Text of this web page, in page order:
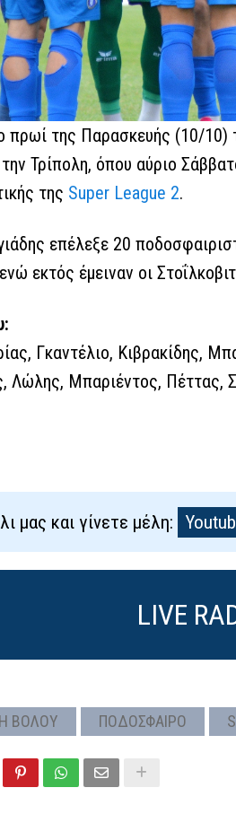
της Παρασκευής (10/10)
Τρίπολη, όπου αύριο
της Super League 2.
επέλεξε 20
εκτός έμειναν οι
Γκαντέλιο, Κιβρακίδης,
Μπαριέντος, Πέττας,
μας και γίνετε μέλη:
LIVE
ΒΟΛΟΥ ΠΟΔΟΣΦΑΙΡΟ